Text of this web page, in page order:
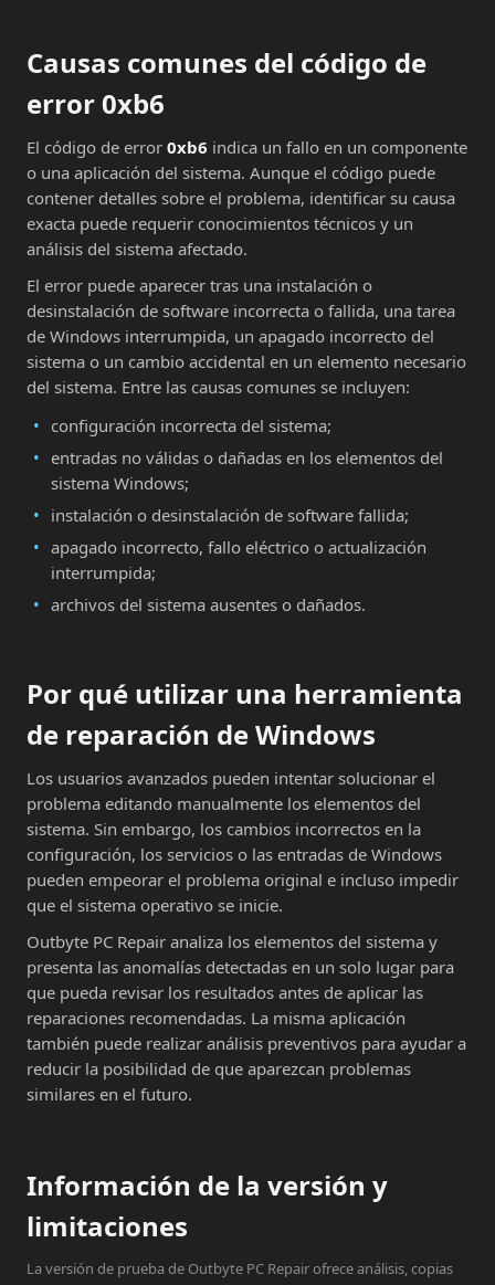
Causas comunes del código de
error 0xb6
El código de error 0xb6 indica un fallo en un componente
o una aplicación del sistema. Aunque el código puede
contener detalles sobre el problema, identificar su causa
exacta puede requerir conocimientos técnicos y un
análisis del sistema afectado.
El error puede aparecer tras una instalación o
desinstalación de software incorrecta o fallida, una tarea
de Windows interrumpida, un apagado incorrecto del
sistema o un cambio accidental en un elemento necesario
del sistema. Entre las causas comunes se incluyen:
configuración incorrecta del sistema;
entradas no válidas o dañadas en los elementos del
sistema Windows;
instalación o desinstalación de software fallida;
apagado incorrecto, fallo eléctrico o actualización
interrumpida;
archivos del sistema ausentes o dañados.
Por qué utilizar una herramienta
de reparación de Windows
Los usuarios avanzados pueden intentar solucionar el
problema editando manualmente los elementos del
sistema. Sin embargo, los cambios incorrectos en la
configuración, los servicios o las entradas de Windows
pueden empeorar el problema original e incluso impedir
que el sistema operativo se inicie.
Outbyte PC Repair analiza los elementos del sistema y
presenta las anomalías detectadas en un solo lugar para
que pueda revisar los resultados antes de aplicar las
reparaciones recomendadas. La misma aplicación
también puede realizar análisis preventivos para ayudar a
reducir la posibilidad de que aparezcan problemas
similares en el futuro.
Información de la versión y
limitaciones
La versión de prueba de Outbyte PC Repair ofrece análisis, copias